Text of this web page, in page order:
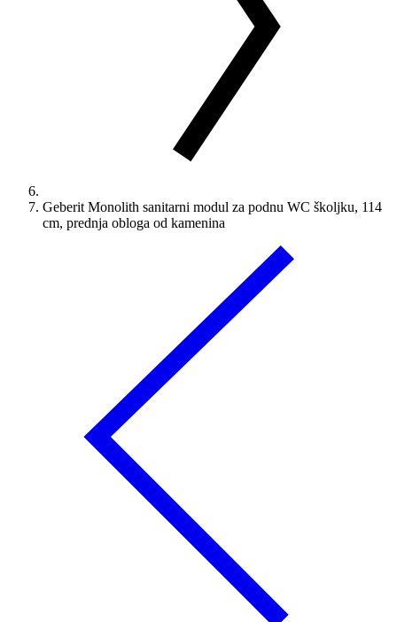
Geberit Monolith sanitarni modul za podnu WC školjku, 114
cm, prednja obloga od kamenina